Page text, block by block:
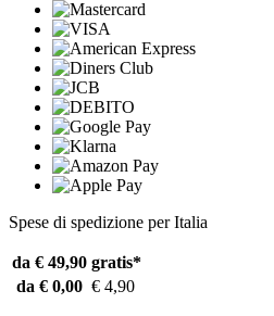
Spese di spedizione per Italia
da € 49,90 gratis*
da € 0,00 € 4,90